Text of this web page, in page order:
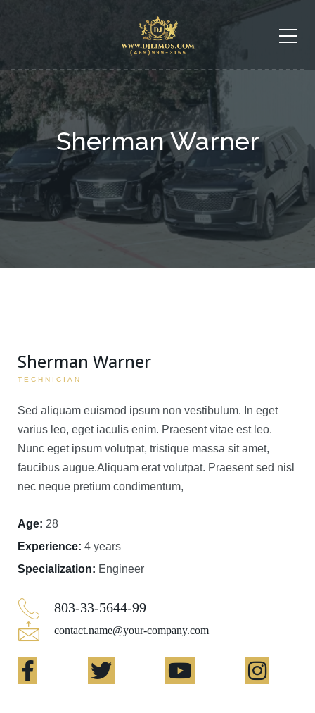
Sherman Warner
Sherman Warner
TECHNICIAN
Sed aliquam euismod ipsum non vestibulum. In eget
varius leo, eget iaculis enim. Praesent vitae est leo.
Nunc eget ipsum volutpat, tristique massa sit amet,
faucibus augue.Aliquam erat volutpat. Praesent sed nisl
nec neque pretium condimentum,
Age: 28
Experience: 4 years
Specialization: Engineer
803-33-5644-99
contact.name@your-company.com